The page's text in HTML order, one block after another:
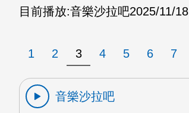
目前播放:音樂沙拉吧2025/11/18
1 2 3 4 5 6 7
音樂沙拉吧